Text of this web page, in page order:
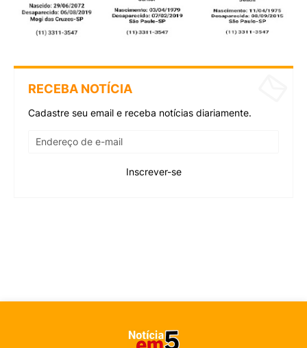
RECEBA NOTÍCIA
Cadastre seu email e receba notícias diariamente.